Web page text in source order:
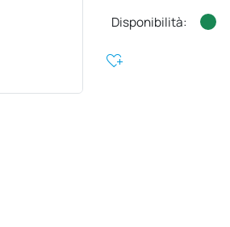
Disponibilità:
heart_plus